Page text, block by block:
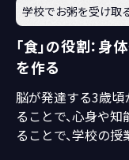
学校でお粥を受け取
「食」の役割：
を作る
脳が発達する3歳頃
ることで、心身や
ることで、学校の